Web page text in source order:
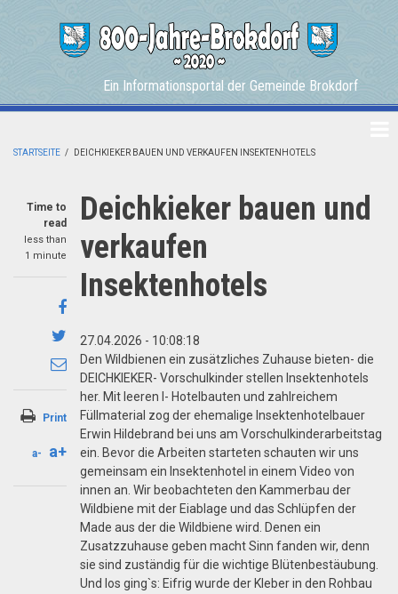
Ein Informationsportal der Gemeinde Brokdorf
STARTSEITE / DEICHKIEKER BAUEN UND VERKAUFEN INSEKTENHOTELS
Time to
read
less than
1 minute
Share
on
Facebook
Share
on
Twitter
Share
through
email
Print
a- a+
Deichkieker bauen und
verkaufen
Insektenhotels
27.04.2026 - 10:08:18
Den Wildbienen ein zusätzliches Zuhause bieten- die
DEICHKIEKER- Vorschulkinder stellen Insektenhotels
her. Mit leeren I- Hotelbauten und zahlreichem
Füllmaterial zog der ehemalige Insektenhotelbauer
Erwin Hildebrand bei uns am Vorschulkinderarbeitstag
ein. Bevor die Arbeiten starteten schauten wir uns
gemeinsam ein Insektenhotel in einem Video von
innen an. Wir beobachteten den Kammerbau der
Wildbiene mit der Eiablage und das Schlüpfen der
Made aus der die Wildbiene wird. Denen ein
Zusatzzuhause geben macht Sinn fanden wir, denn
sie sind zuständig für die wichtige Blütenbestäubung.
Und los ging`s: Eifrig wurde der Kleber in den Rohbau